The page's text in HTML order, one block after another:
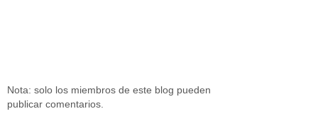
Nota: solo los miembros de este blog pueden
publicar comentarios.